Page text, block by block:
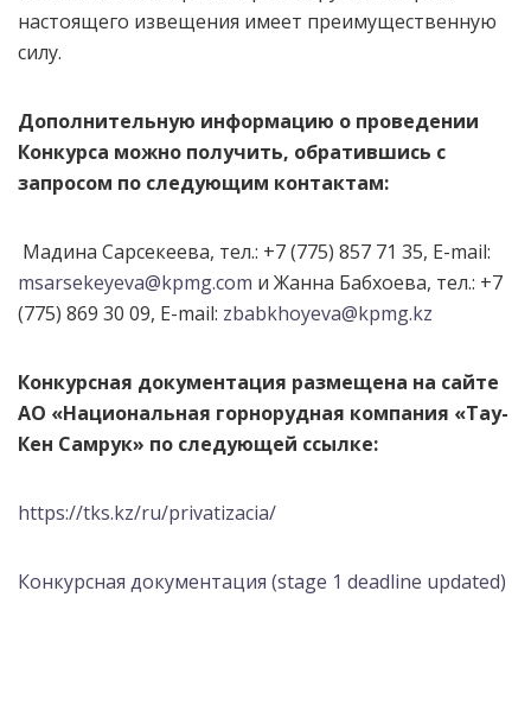
настоящего извещения имеет преимущественную
силу.
Дополнительную информацию о проведении
Конкурса можно получить, обратившись с
запросом по следующим контактам:
Мадина Сарсекеева, тел.: +7 (775) 857 71 35, E-mail:
msarsekeyeva@kpmg.com и Жанна Бабхоева, тел.: +7
(775) 869 30 09, E-mail: zbabkhoyeva@kpmg.kz
Конкурсная документация размещена на сайте
АО «Национальная горнорудная компания «Тау-
Кен Самрук» по следующей ссылке:
https://tks.kz/ru/privatizacia/
Конкурсная документация (stage 1 deadline updated)